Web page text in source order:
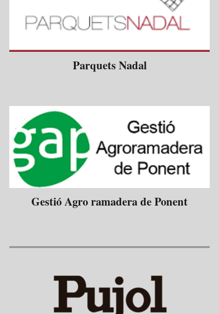
Parquets Nadal
Gestió Agro ramadera de Ponent